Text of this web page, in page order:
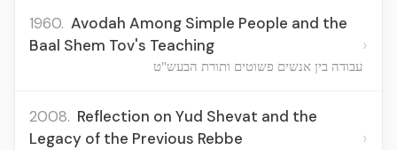
1960. Avodah Among Simple People and the
Baal Shem Tov's Teaching
עבודה בין אנשים פשוטים ותורת הבעש"ט
›
2008. Reflection on Yud Shevat and the
Legacy of the Previous Rebbe
›